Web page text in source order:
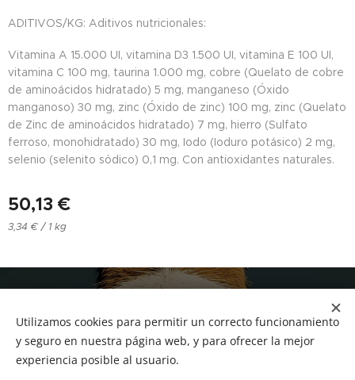
ADITIVOS/KG: Aditivos nutricionales:
Vitamina A 15.000 UI, vitamina D3 1.500 UI, vitamina E 100 UI,
vitamina C 100 mg, taurina 1.000 mg, cobre (Quelato de cobre
de aminoácidos hidratado) 5 mg, manganeso (Óxido
manganoso) 30 mg, zinc (Óxido de zinc) 100 mg, zinc (Quelato
de Zinc de aminoácidos hidratado) 7 mg, hierro (Sulfato
ferroso, monohidratado) 30 mg, Iodo (Ioduro potásico) 2 mg,
selenio (selenito sódico) 0,1 mg. Con antioxidantes naturales.
50,13 €
3,34 € / 1 kg
Tf.666351543
Utilizamos cookies para permitir un correcto funcionamiento
y seguro en nuestra página web, y para ofrecer la mejor
experiencia posible al usuario.